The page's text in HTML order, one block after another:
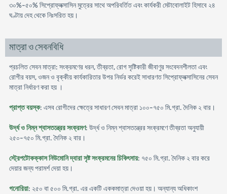
৩০%-৫০% সিপ্রোফ্লক্সাসিন মুত্রের সাথে অপরিবর্তিত এবং কার্যকরী মেটাবোলাইট হিসাবে ২৪
ঘণ্টায় দেহ থেকে নিঃসরিত হয়।
মাত্রা ও সেবনবিধি
প্রচলিত সেবন মাত্রা: সংক্রমণের ধরন, তীব্রতা, রোগ সৃষ্টিকারী জীবাণুর সংবেদনশীলতা এবং
রোগীর বয়স, ওজন ও বৃক্কীয় কার্যকারিতার উপর নির্ভর করেই সাধারণত সিপ্রোফ্লক্সাসিনের সেবন
মাত্রা নির্ধারণ করা হয় ।
প্রাপ্ত বয়স্ক: এসব রোগীদের ক্ষেত্রে সাধারণ সেবন মাত্রা ১০০-৭৫০ মি.গ্রা. দৈনিক ২ বার।
উর্দ্ধ ও নিম্ন শ্বাসতন্ত্রের সংক্রমণ: উর্দ্ধ ও নিম্ন শ্বাসতন্ত্রের সংক্রমণে তীব্রতা অনুযায়ী
২৫০-৭৫০ মি.গ্রা. দৈনিক ২ বার।
স্ট্রেপটোকক্কাস নিউমোনি দ্বারা সৃষ্ট সংক্রমনের চিকিৎসায়: ৭৫০ মি.গ্রা. দৈনিক ২ বার করে
দেয়ার জন্য পরামর্শ দেয়া হয়।
গনোরিয়া: ২৫০ বা ৫০০ মি.গ্রা. এর একটি এককমাত্রা দেওয়া হয়। অন্যান্য অধিকাংশ